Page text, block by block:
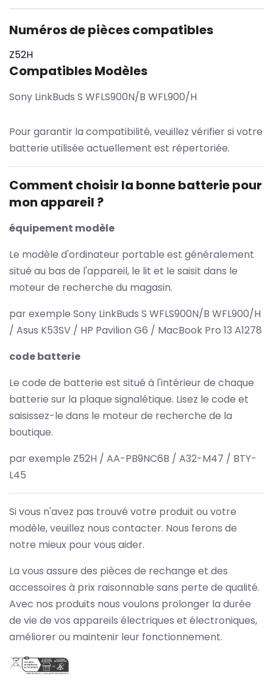
Numéros de pièces compatibles
Z52H
Compatibles Modèles
Sony LinkBuds S WFLS900N/B WFL900/H
Pour garantir la compatibilité, veuillez vérifier si votre
batterie utilisée actuellement est répertoriée.
Comment choisir la bonne batterie pour
mon appareil ?
équipement modèle
Le modèle d'ordinateur portable est généralement
situé au bas de l'appareil, le lit et le saisit dans le
moteur de recherche du magasin.
par exemple Sony LinkBuds S WFLS900N/B WFL900/H
/ Asus K53SV / HP Pavilion G6 / MacBook Pro 13 A1278
code batterie
Le code de batterie est situé à l'intérieur de chaque
batterie sur la plaque signalétique. Lisez le code et
saisissez-le dans le moteur de recherche de la
boutique.
par exemple Z52H / AA-PB9NC6B / A32-M47 / BTY-
L45
Si vous n'avez pas trouvé votre produit ou votre
modèle, veuillez nous contacter. Nous ferons de
notre mieux pour vous aider.
La vous assure des pièces de rechange et des
accessoires à prix raisonnable sans perte de qualité.
Avec nos produits nous voulons prolonger la durée
de vie de vos appareils électriques et électroniques,
améliorer ou maintenir leur fonctionnement.